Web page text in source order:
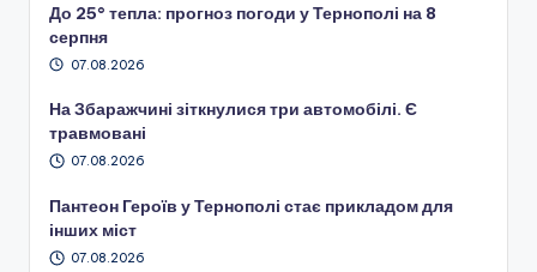
До 25° тепла: прогноз погоди у Тернополі на 8
серпня
07.08.2026
На Збаражчині зіткнулися три автомобілі. Є
травмовані
07.08.2026
Пантеон Героїв у Тернополі стає прикладом для
інших міст
07.08.2026